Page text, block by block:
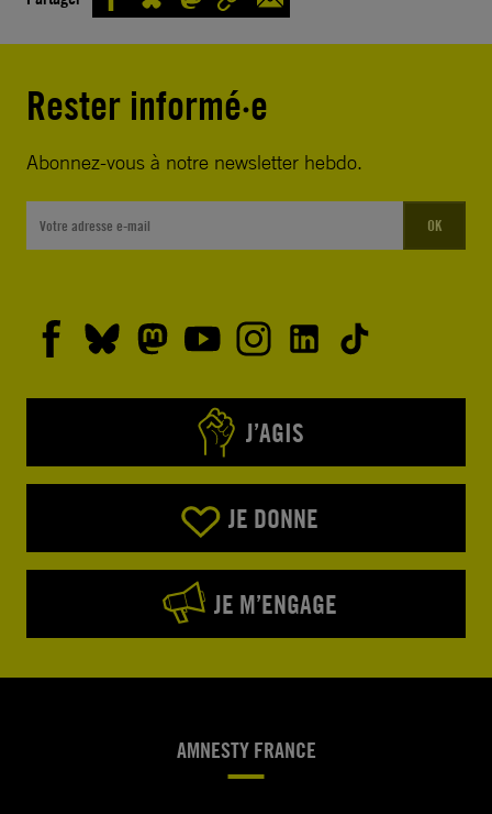
Rester informé·e
Abonnez-vous à notre newsletter hebdo.
OK
J’AGIS
JE DONNE
JE M’ENGAGE
AMNESTY FRANCE